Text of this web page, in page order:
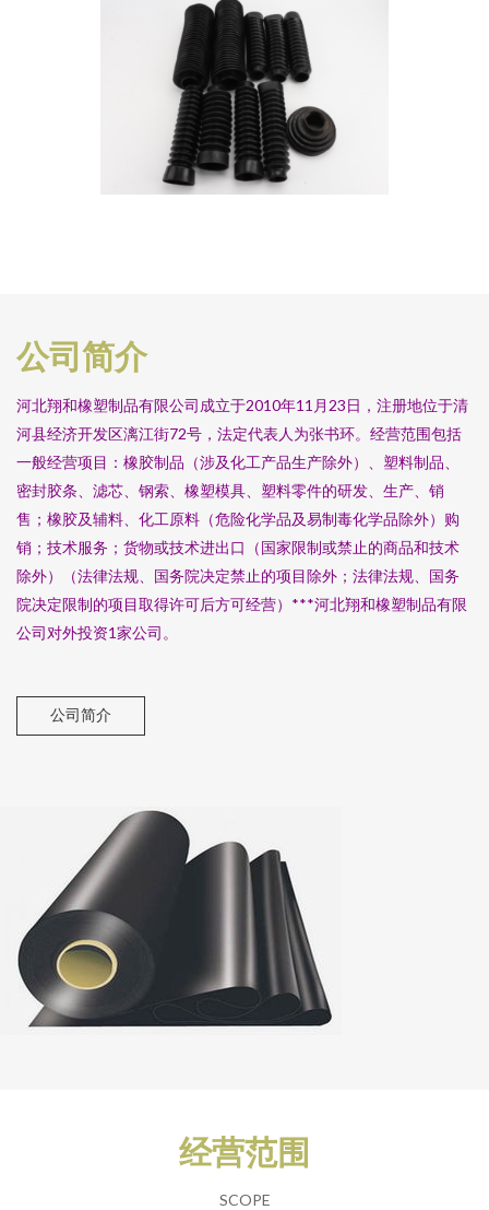
公司简介
河北翔和橡塑制品有限公司成立于2010年11月23日，注册地位于清
河县经济开发区漓江街72号，法定代表人为张书环。经营范围包括
一般经营项目：橡胶制品（涉及化工产品生产除外）、塑料制品、
密封胶条、滤芯、钢索、橡塑模具、塑料零件的研发、生产、销
售；橡胶及辅料、化工原料（危险化学品及易制毒化学品除外）购
销；技术服务；货物或技术进出口（国家限制或禁止的商品和技术
除外）（法律法规、国务院决定禁止的项目除外；法律法规、国务
院决定限制的项目取得许可后方可经营）***河北翔和橡塑制品有限
公司对外投资1家公司。
公司简介
经营范围
SCOPE